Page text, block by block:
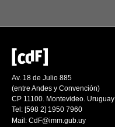
Av. 18 de Julio 885
(entre Andes y Convención)
CP 11100. Montevideo. Uruguay
Tel: [598 2] 1950 7960
Mail: CdF@imm.gub.uy